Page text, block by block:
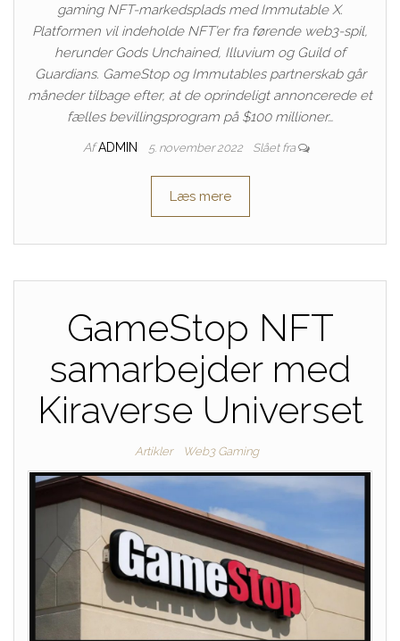
gaming NFT-markedsplads med Immutable X.
Platformen vil indeholde NFT’er fra førende web3-spil,
herunder Gods Unchained, Illuvium og Guild of
Guardians. GameStop og Immutables partnerskab går
måneder tilbage efter, at de oprindeligt annoncerede et
fælles bevillingsprogram på $100 millioner…
Af ADMIN 5. november 2022 Slået fra
Læs mere
GameStop NFT
samarbejder med
Kiraverse Universet
Artikler Web3 Gaming